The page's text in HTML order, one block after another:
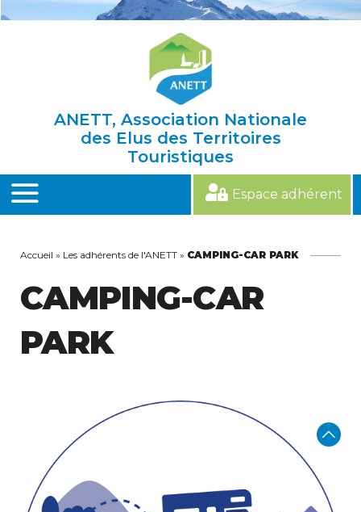
ANETT, Association Nationale
des Elus des Territoires
Touristiques
MENU
Espace adhérent
Accueil » Les adhérents de l'ANETT » CAMPING-CAR PARK
CAMPING-CAR
PARK